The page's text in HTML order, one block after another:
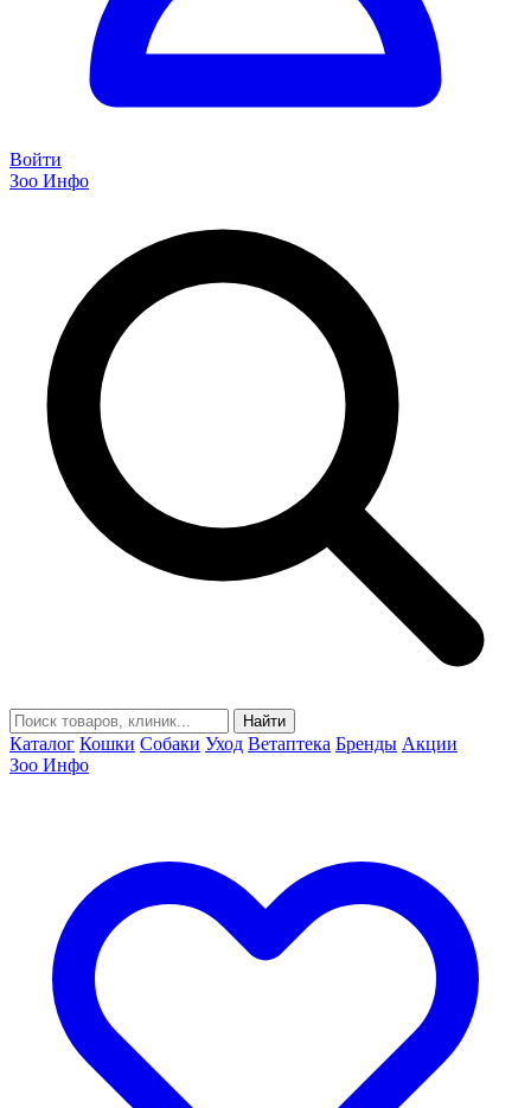
Войти
Зоо Инфо
Найти
Каталог Кошки Собаки Уход Ветаптека Бренды Акции
Зоо Инфо